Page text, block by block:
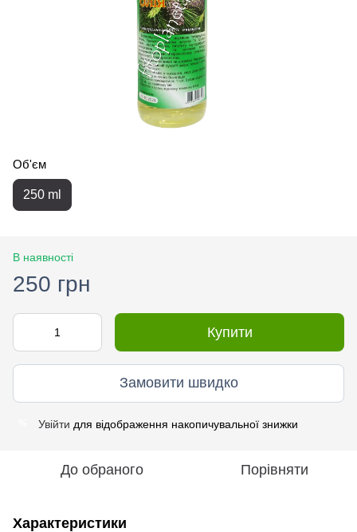
Об'єм
250 ml
В наявності
250 грн
Купити
Замовити швидко
Увійти для відображення накопичувальної знижки
До обраного Порівняти
Характеристики